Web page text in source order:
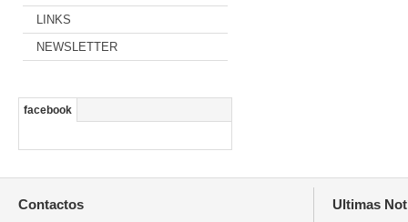
LINKS
NEWSLETTER
facebook
Contactos Ultimas